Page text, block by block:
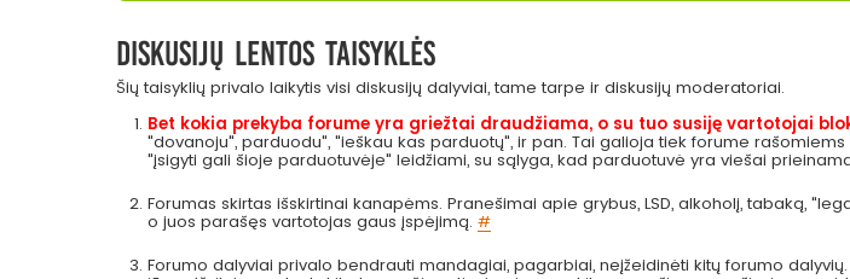
Diskusijų lentos taisyklės
Šių taisyklių privalo laikytis visi diskusijų dalyviai, tame tarpe ir diskusijų moderatoriai.
Bet kokia prekyba forume yra griežtai draudžiama, o su tuo susiję vartotojai
"dovanoju", parduodu", "ieškau kas parduotų", ir pan. Tai galioja tiek forume
"įsigyti gali šioje parduotuvėje" leidžiami, su sąlyga, kad parduotuvė yra viešai
Forumas skirtas išskirtinai kanapėms. Pranešimai apie grybus, LSD, alkoholį, tabaką,
o juos parašęs vartotojas gaus įspėjimą.#
Forumo dalyviai privalo bendrauti mandagiai, pagarbiai, neįžeidinėti kitų forumo